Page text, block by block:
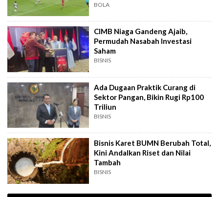
BOLA
CIMB Niaga Gandeng Ajaib,
Permudah Nasabah Investasi
Saham
BISNIS
Ada Dugaan Praktik Curang di
Sektor Pangan, Bikin Rugi Rp100
Triliun
BISNIS
Bisnis Karet BUMN Berubah Total,
Kini Andalkan Riset dan Nilai
Tambah
BISNIS